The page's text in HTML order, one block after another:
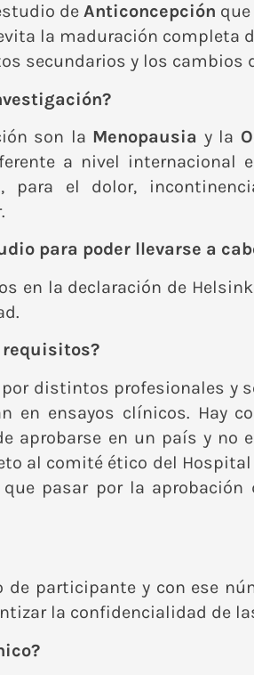
de Anticoncepción
la maduración completa
secundarios y los cambios
son la Menopausia y la
a nivel internacional
el dolor,
para poder llevarse a
en la declaración de
requisitos?
distintos profesionales y
en ensayos clínicos. Hay
aprobarse en un país y no
al comité ético del
pasar por la aprobación
de participante y con ese
la confidencialidad de